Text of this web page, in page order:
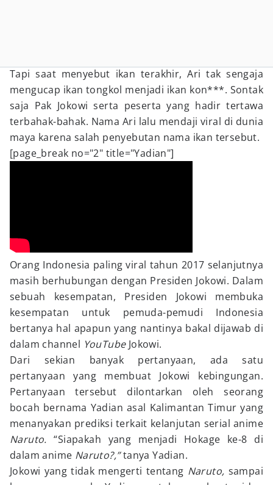
Tapi saat menyebut ikan terakhir, Ari tak sengaja
mengucap ikan tongkol menjadi ikan kon***. Sontak
saja Pak Jokowi serta peserta yang hadir tertawa
terbahak-bahak. Nama Ari lalu mendaji viral di dunia
maya karena salah penyebutan nama ikan tersebut.
[page_break no="2" title="Yadian"]
Orang Indonesia paling viral tahun 2017 selanjutnya
masih berhubungan dengan Presiden Jokowi. Dalam
sebuah kesempatan, Presiden Jokowi membuka
kesempatan untuk pemuda-pemudi Indonesia
bertanya hal apapun yang nantinya bakal dijawab di
dalam channel YouTubeJokowi.
Dari sekian banyak pertanyaan, ada satu
pertanyaan yang membuat Jokowi kebingungan.
Pertanyaan tersebut dilontarkan oleh seorang
bocah bernama Yadian asal Kalimantan Timur yang
menanyakan prediksi terkait kelanjutan serial anime
Naruto. “Siapakah yang menjadi Hokage ke-8 di
dalam anime Naruto?,”tanya Yadian.
Jokowi yang tidak mengerti tentang Naruto, sampai